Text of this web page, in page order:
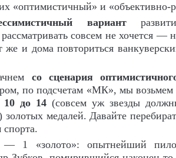
«оптимистичный» и «объективно-
вариант
совсем не хочется —
же и дома повториться
со сценария
по подсчетам «МК», мы возьмем
10 до 14 (совсем уж звезды
золотых медалей. Давайте
— 1 «золото»: опытнейший